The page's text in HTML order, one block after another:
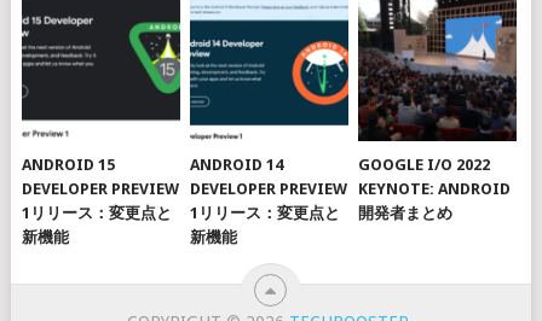
ANDROID 15
DEVELOPER PREVIEW
1リリース：変更点と
新機能
ANDROID 14
DEVELOPER PREVIEW
1リリース：変更点と
新機能
GOOGLE I/O 2022
KEYNOTE: ANDROID
開発者まとめ